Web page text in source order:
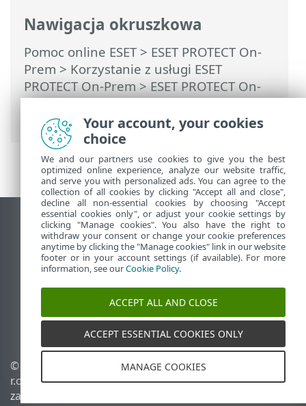
Nawigacja okruszkowa
Pomoc online ESET> ESET PROTECT On-
Prem > Korzystanie z usługi ESET
PROTECT On-Prem>ESET PROTECT On-
Prem Menu główne>Panel kontrolny>
Przechodzenie do szczegółów
Wyświetl witrynę internetową dla
komputerów
End of Life
Baza wiedzy ESET
Forum ESET
ESET Status Portal
Pomoc regionalna
© 1992 - 2026 ESET, spol. s
r.o. – Wszelkie prawa
zastrzeżone.
Zarządzaj plikami cookie
Polityka dotycząca plików
Your account, your cookies
choice
We and our partners use cookies to give you the best
optimized online experience, analyze our website traffic,
and serve you with personalized ads. You can agree to the
collection of all cookies by clicking "Accept all and close",
decline all non-essential cookies by choosing "Accept
essential cookies only", or adjust your cookie settings by
clicking "Manage cookies". You also have the right to
withdraw your consent or change your cookie preferences
anytime by clicking the "Manage cookies" link in our website
footer or in your account settings (if available). For more
information, see ourCookie Policy.
ACCEPT ALL AND CLOSE
ACCEPT ESSENTIAL COOKIES ONLY
MANAGE COOKIES